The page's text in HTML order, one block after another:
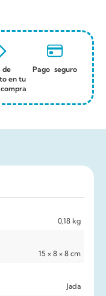
de
en tu
Pago seguro
0,18 kg
15 × 8 × 8 cm
Jada